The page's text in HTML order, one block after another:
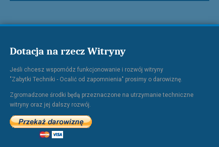
Dotacja na rzecz Witryny
Jeśli chcesz wspomódz funkcjonowanie i rozwój witryny
"Zabytki Techniki - Ocalić od zapomnienia" prosimy o darowiznę.
Zgromadzone środki będą przeznaczone na utrzymanie techniczne
witryny oraz jej dalszy rozwój.